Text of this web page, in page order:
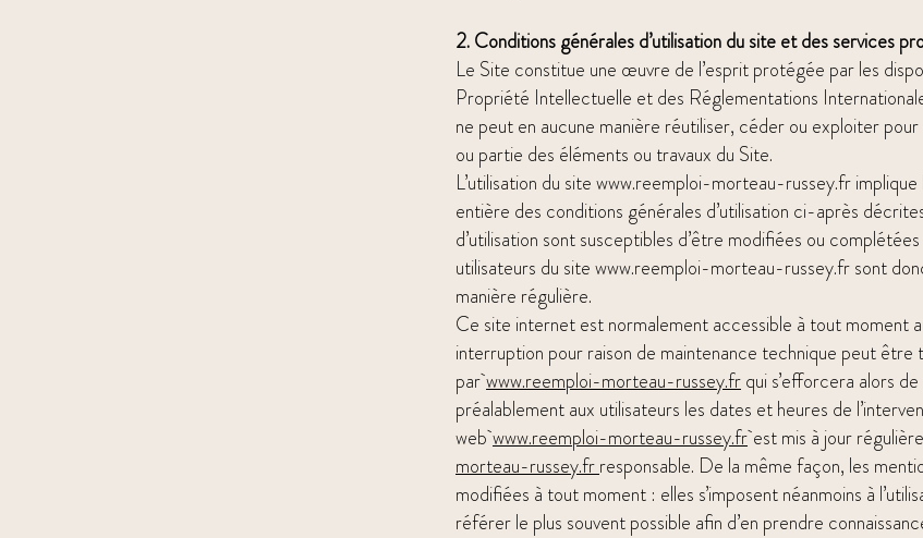
2. Conditions générales d’utilisation du site et des services
Le Site constitue une œuvre de l’esprit protégée par les
Propriété Intellectuelle et des Réglementations
ne peut en aucune manière réutiliser, céder ou exploiter
ou partie des éléments ou travaux du Site.
L’utilisation du sitewww.reemploi-morteau-russey.fr
entière des conditions générales d’utilisation ci-après
d’utilisation sont susceptibles d’être modifiées ou
utilisateurs du sitewww.reemploi-morteau-russey.frsont
manière régulière.
Ce site internet est normalement accessible à tout moment
interruption pour raison de maintenance technique peut
parwww.reemploi-morteau-russey.frqui s’efforcera alors
préalablement aux utilisateurs les dates et heures de
webwww.reemploi-morteau-russey.frest mis à jour
morteau-russey.frresponsable. De la même façon, les
modifiées à tout moment : elles s’imposent néanmoins à
référer le plus souvent possible afin d’en prendre